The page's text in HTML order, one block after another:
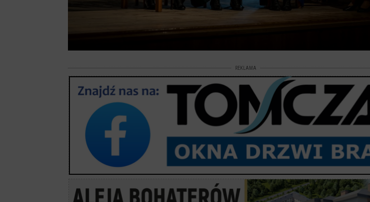
REKLAMA